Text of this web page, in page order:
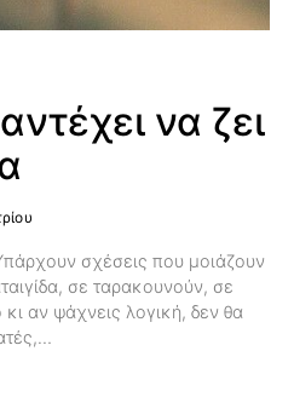
να ζει
σχέσεις που μοιάζουν
σε ταρακουνούν, σε
αν ψάχνεις λογική, δεν θα